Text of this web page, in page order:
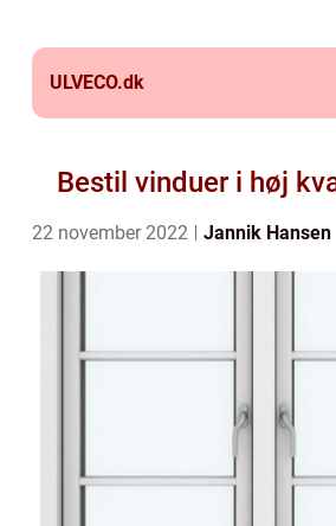
ULVECO.dk
Bestil vinduer i høj
22 november 2022 Jannik Hansen